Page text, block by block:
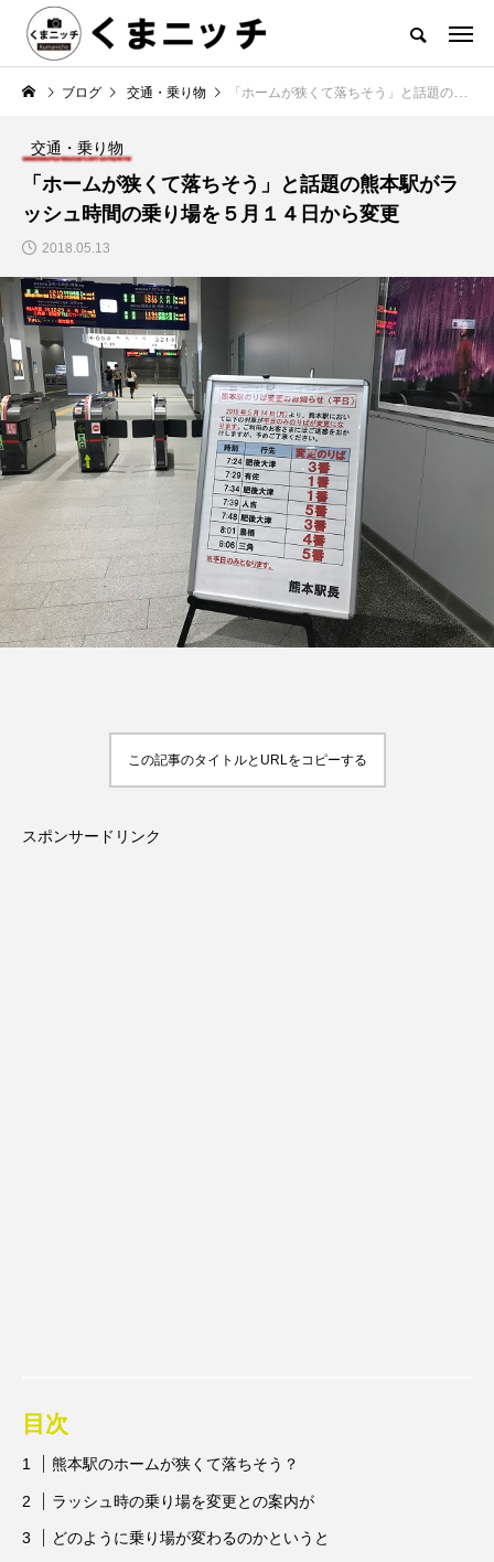
ブログ 交通・乗り物 「ホームが狭くて落ちそう」と話題の熊本駅がラッシュ時間の乗り場を５月１４日から変更
交通・乗り物
「ホームが狭くて落ちそう」と話題の熊本駅がラ
ッシュ時間の乗り場を５月１４日から変更
2018.05.13
この記事のタイトルとURLをコピーする
スポンサードリンク
目次
熊本駅のホームが狭くて落ちそう？
ラッシュ時の乗り場を変更との案内が
どのように乗り場が変わるのかというと